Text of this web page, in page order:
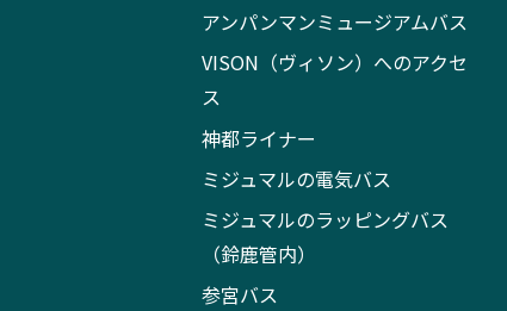
アンパンマンミュージアムバス
VISON（ヴィソン）へのアクセ
ス
神都ライナー
ミジュマルの電気バス
ミジュマルのラッピングバス
（鈴鹿管内）
参宮バス